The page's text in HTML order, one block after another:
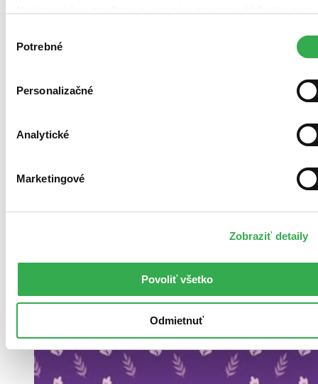
Ďakujeme!
súhlasu
Potrebné
Personalizačné
Analytické
Marketingové
Zobraziť detaily
Povoliť všetko
Odmietnuť
Brožovaná väzba
Táto kniha sa môže na cestu ku vám vybrať prakticky
pracovný deň.
Vložiť do košíka